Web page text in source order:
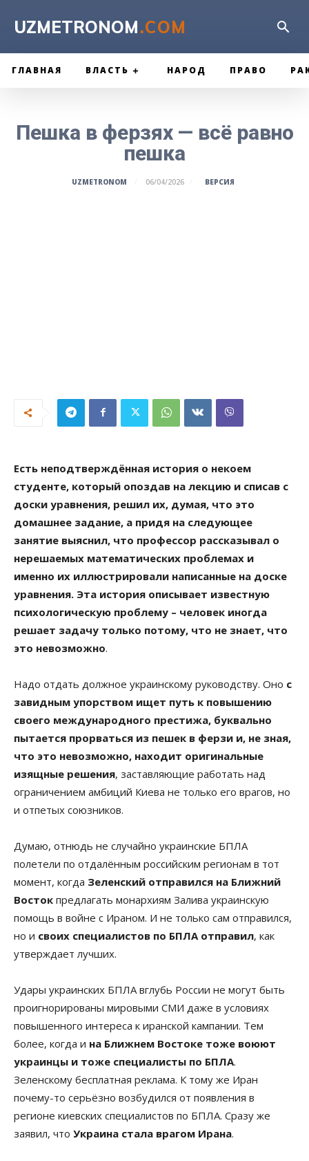
UZMETRONOM.COM
ГЛАВНАЯ ВЛАСТЬ НАРОД ПРАВО
Пешка в ферзях — всё равно
пешка
UZMETRONOM 06/04/2026 ВЕРСИЯ
Есть неподтверждённая история о некоем
студенте, который опоздав на лекцию и списав с
доски уравнения, решил их, думая, что это
домашнее задание, а придя на следующее
занятие выяснил, что профессор рассказывал о
нерешаемых математических проблемах и
именно их иллюстрировали написанные на доске
уравнения. Эта история описывает известную
психологическую проблему – человек иногда
решает задачу только потому, что не знает, что
это невозможно.
Надо отдать должное украинскому руководству. Оно с
завидным упорством ищет путь к повышению
своего международного престижа, буквально
пытается прорваться из пешек в ферзи и, не зная,
что это невозможно, находит оригинальные
изящные решения, заставляющие работать над
ограничением амбиций Киева не только его врагов, но
и отпетых союзников.
Думаю, отнюдь не случайно украинские БПЛА
полетели по отдалённым российским регионам в тот
момент, когда Зеленский отправился на Ближний
Восток предлагать монархиям Залива украинскую
помощь в войне с Ираном. И не только сам отправился,
но и своих специалистов по БПЛА отправил, как
утверждает лучших.
Удары украинских БПЛА вглубь России не могут быть
проигнорированы мировыми СМИ даже в условиях
повышенного интереса к иранской кампании. Тем
более, когда и на Ближнем Востоке тоже воюют
украинцы и тоже специалисты по БПЛА.
Зеленскому бесплатная реклама. К тому же Иран
почему-то серьёзно возбудился от появления в
регионе киевских специалистов по БПЛА. Сразу же
заявил, что Украина стала врагом Ирана.